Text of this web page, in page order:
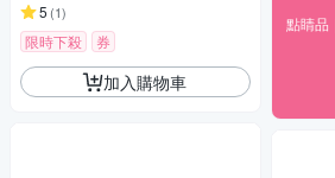
5 (1)
限時下殺 券
加入購物車